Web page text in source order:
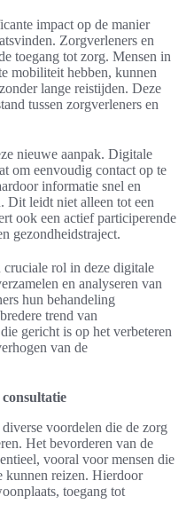
impact op de manier
Zorgverleners en
toegang tot zorg. Mensen in
mobiliteit hebben, kunnen
lange reistijden. Deze
tussen zorgverleners en
nieuwe aanpak. Digitale
om eenvoudig contact op te
informatie snel en
Dit leidt niet alleen tot een
ook een actief participerende
gezondheidstraject.
cruciale rol in deze digitale
en analyseren van
hun behandeling
trend van
gericht is op het verbeteren
van de
voordelen die de zorg
Het bevorderen van de
vooral voor mensen die
kunnen reizen. Hierdoor
toegang tot